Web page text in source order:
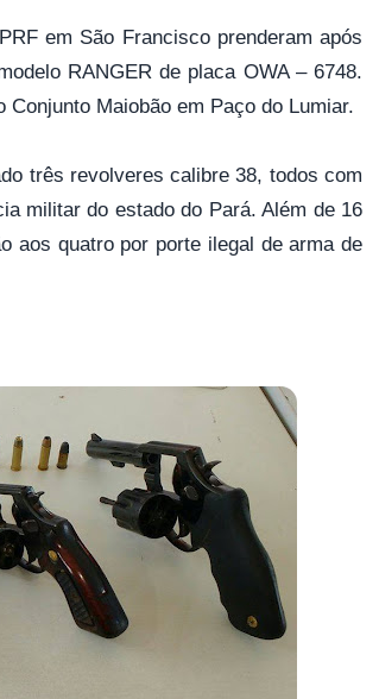
em São Francisco prenderam após
RANGER de placa OWA – 6748.
Maiobão em Paço do Lumiar.
três revolveres calibre 38, todos com
militar do estado do Pará. Além de 16
aos quatro por porte ilegal de arma de